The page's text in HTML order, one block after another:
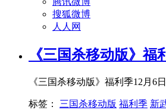
搜狐微博
人人网
《三国杀移动版》
《三国杀移动版》福利季12月
标签： 三国杀移动版 福利季 新